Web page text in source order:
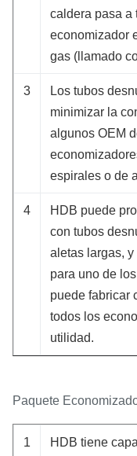
caldera pasa a
economizador
gas (llamado
3
Los tubos
minimizar la
algunos OEM
espirales o de
4
HDB puede
con tubos
aletas largas,
para uno de
puede fabricar
todos los
utilidad.
Paquete
1
HDB tiene